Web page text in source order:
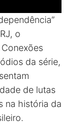
o
da série,
de lutas
na história da